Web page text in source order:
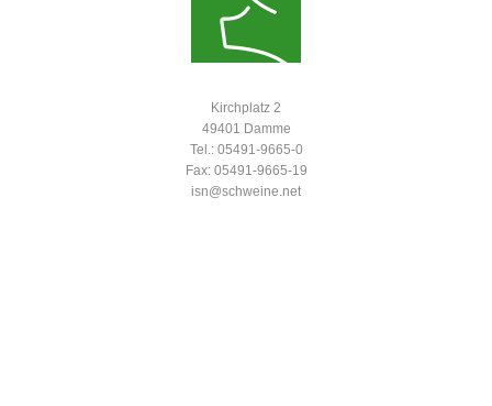
Kirchplatz 2
49401 Damme
Tel.: 05491-9665-0
Fax: 05491-9665-19
isn@schweine.net